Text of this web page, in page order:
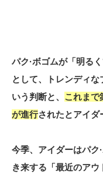
パク·ボゴムが「明る
として、トレンディ
いう判断と、 これまで
が進行されたとアイダ
今季、アイダーはパク
き来する「最近のア